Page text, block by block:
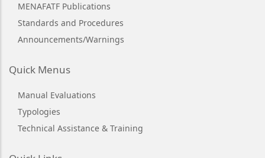
MENAFATF Publications
Standards and Procedures
Announcements/Warnings
Quick Menus
Manual Evaluations
Typologies
Technical Assistance & Training